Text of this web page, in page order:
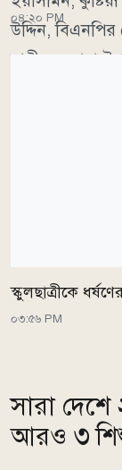
উদ্দিন, বিএনপির
স্থানীয় নেতারা
০৪:২০ PM
স্কুলছাত্রীকে
০৩:৫৬ PM
সারা দেশে
আরও ৩